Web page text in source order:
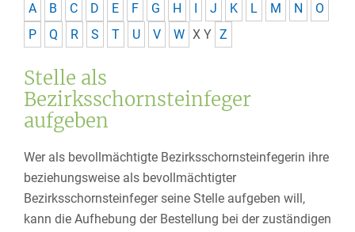
A
B C D E F G H I J K L M N
O
P
Q R S T U V W X Y Z
Stelle als
Bezirksschornsteinfeger
aufgeben
Wer als bevollmächtigte Bezirksschornsteinfegerin ihre
beziehungsweise als bevollmächtigter
Bezirksschornsteinfeger seine Stelle aufgeben will,
kann die Aufhebung der Bestellung bei der zuständigen